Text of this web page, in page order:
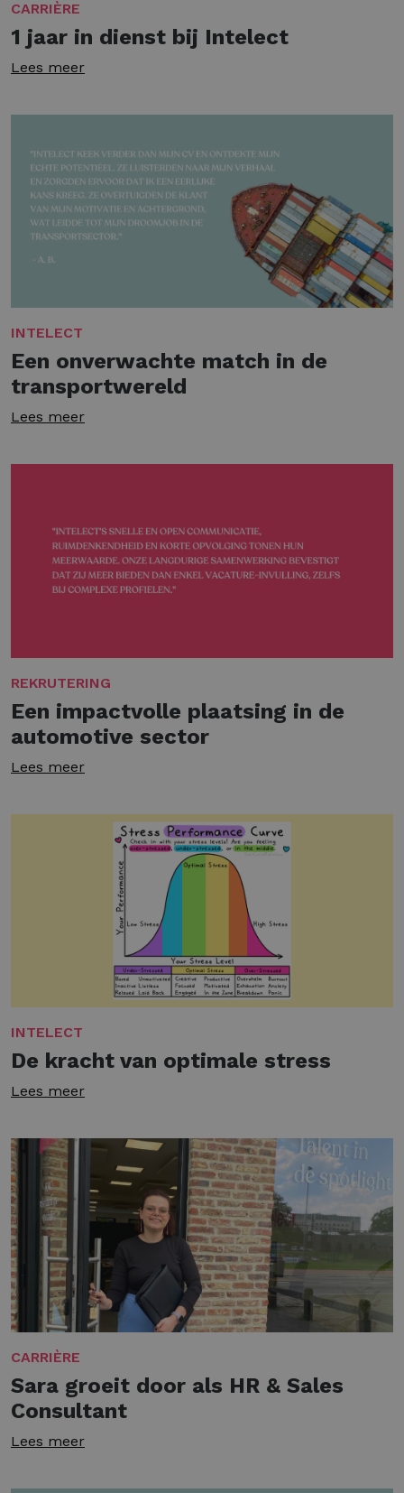
CARRIÈRE
1 jaar in dienst bij Intelect
Lees meer
INTELECT
Een onverwachte match in de
transportwereld
Lees meer
REKRUTERING
Een impactvolle plaatsing in de
automotive sector
Lees meer
INTELECT
De kracht van optimale stress
Lees meer
CARRIÈRE
Sara groeit door als HR & Sales
Consultant
Lees meer